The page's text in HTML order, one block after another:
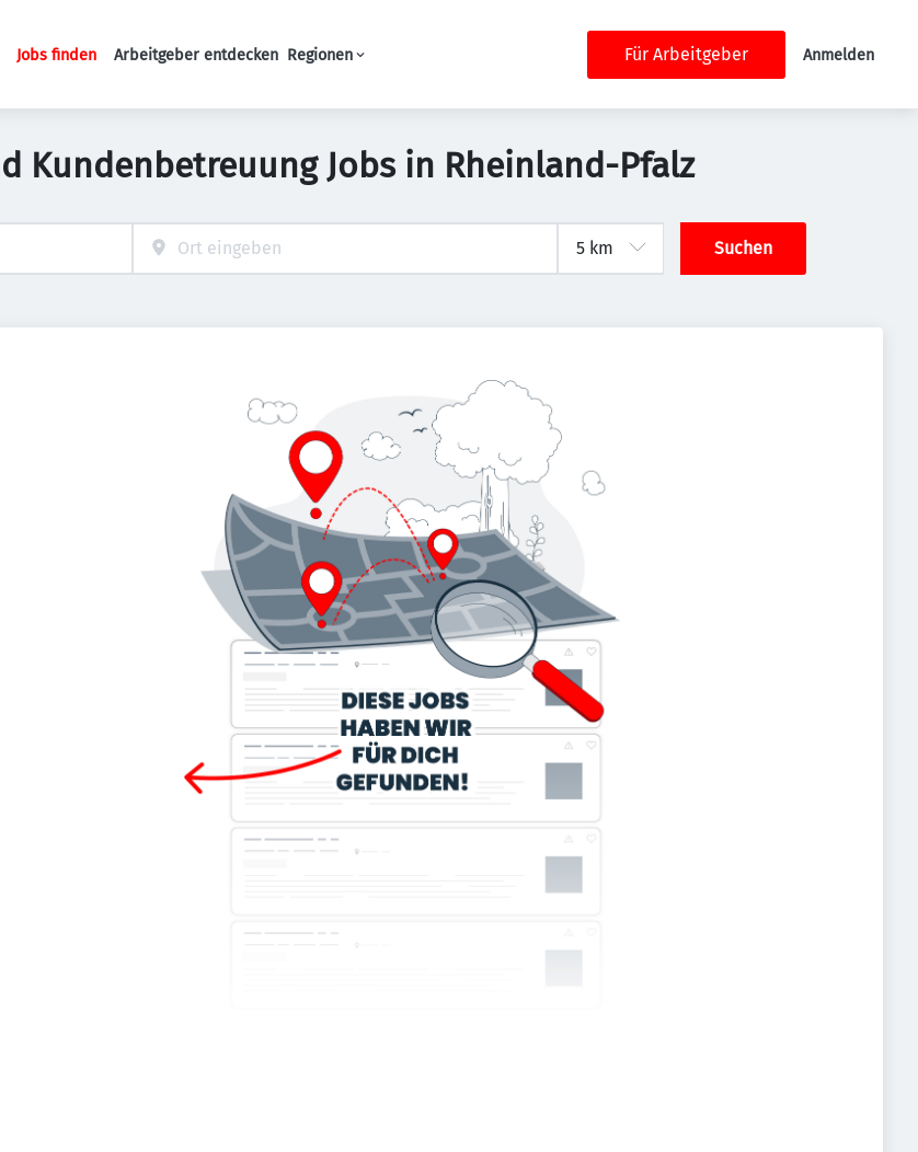
Haupt-Navigation
Jobs finden Arbeitgeber entdecken Regionen Für Arbeitgeber Anmelden
Kundenbetreuung Jobs in Rheinland-Pfalz
Suchen